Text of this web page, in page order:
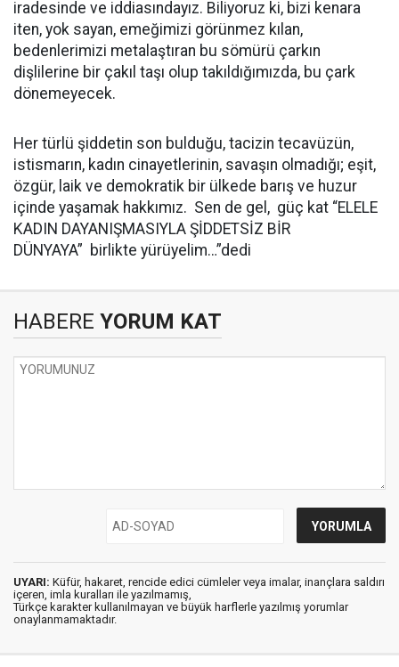
iradesinde ve iddiasındayız. Biliyoruz ki, bizi kenara
iten, yok sayan, emeğimizi görünmez kılan,
bedenlerimizi metalaştıran bu sömürü çarkın
dişlilerine bir çakıl taşı olup takıldığımızda, bu çark
dönemeyecek.
Her türlü şiddetin son bulduğu, tacizin tecavüzün,
istismarın, kadın cinayetlerinin, savaşın olmadığı; eşit,
özgür, laik ve demokratik bir ülkede barış ve huzur
içinde yaşamak hakkımız. Sen de gel, güç kat “ELELE
KADIN DAYANIŞMASIYLA ŞİDDETSİZ BİR
DÜNYAYA” birlikte yürüyelim…”dedi
HABERE YORUM KAT
UYARI: Küfür, hakaret, rencide edici cümleler veya imalar, inançlara saldırı
içeren, imla kuralları ile yazılmamış,
Türkçe karakter kullanılmayan ve büyük harflerle yazılmış yorumlar
onaylanmamaktadır.